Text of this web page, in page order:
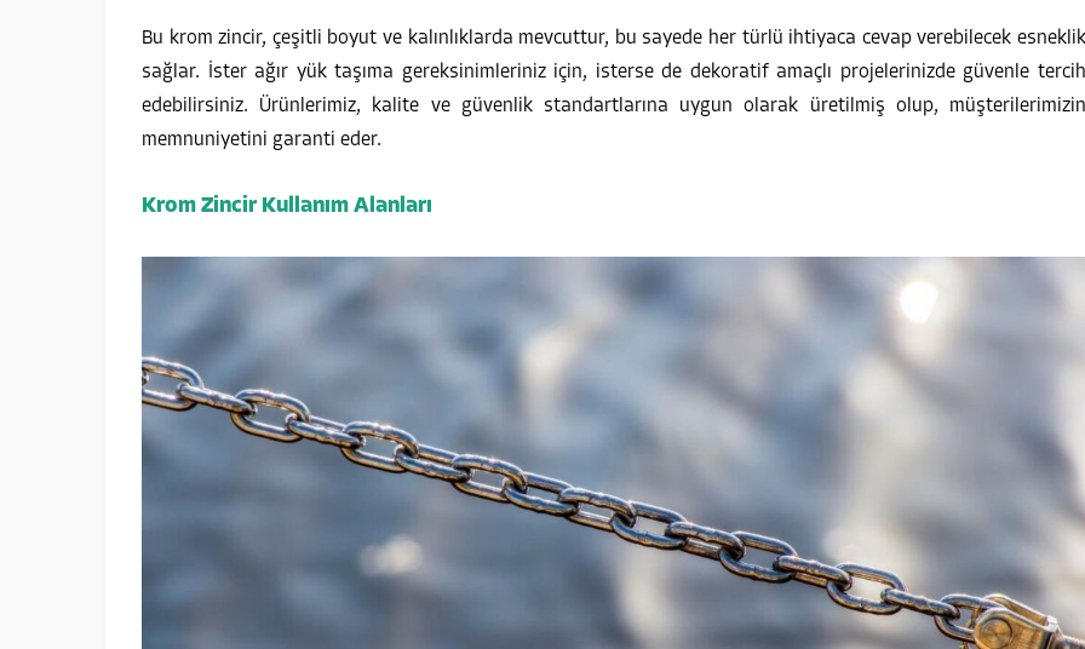
Bu krom zincir, çeşitli boyut ve kalınlıklarda mevcuttur, bu sayede her türlü ihtiyaca cevap verebilecek esneklik
sağlar. İster ağır yük taşıma gereksinimleriniz için, isterse de dekoratif amaçlı projelerinizde güvenle tercih
edebilirsiniz. Ürünlerimiz, kalite ve güvenlik standartlarına uygun olarak üretilmiş olup, müşterilerimizin
memnuniyetini garanti eder.
Krom Zincir Kullanım Alanları